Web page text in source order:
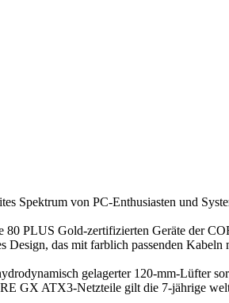
Spektrum von PC-Enthusiasten und
PLUS Gold-zertifizierten Geräte der
Design, das mit farblich passenden
gelagerter 120-mm-Lüfter
GX ATX3-Netzteile gilt die 7-jährige